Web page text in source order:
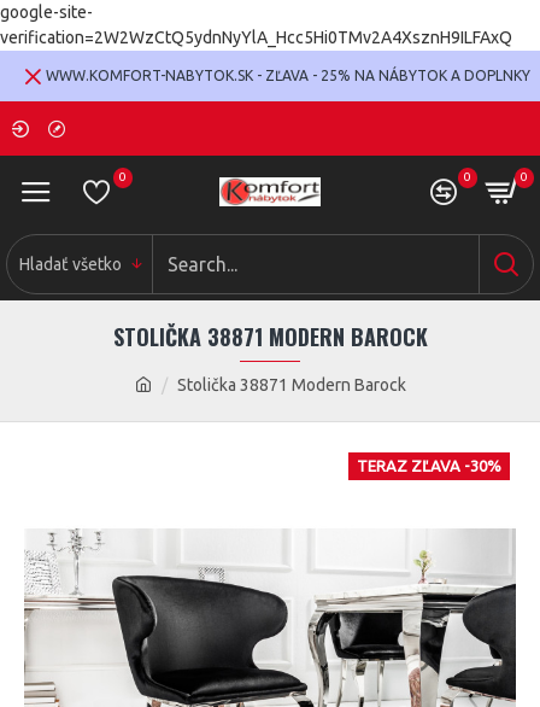
google-site-
verification=2W2WzCtQ5ydnNyYlA_Hcc5Hi0TMv2A4XsznH9ILFAxQ
WWW.KOMFORT-NABYTOK.SK - ZĽAVA - 25% NA NÁBYTOK A DOPLNKY
0 0 0
Hladať všetko
Stolička 38871 Modern Barock
STOLIČKA 38871 MODERN BAROCK
TERAZ ZĽAVA -30%